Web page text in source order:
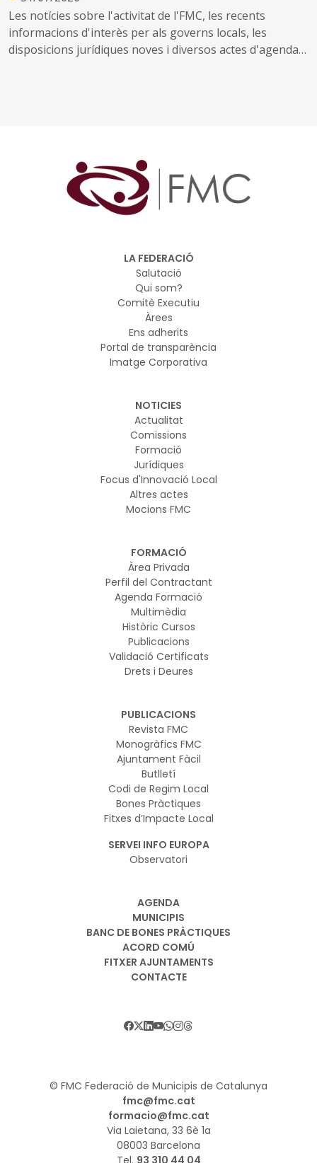
Les notícies sobre l'activitat de l'FMC, les recents
informacions d'interès per als governs locals, les
disposicions jurídiques noves i diversos actes d'agenda
LA FEDERACIÓ
Salutació
Qui som?
Comitè Executiu
Àrees
Ens adherits
Portal de transparència
Imatge Corporativa
NOTICIES
Actualitat
Comissions
Formació
Jurídiques
Focus d'Innovació Local
Altres actes
Mocions FMC
FORMACIÓ
Àrea Privada
Perfil del Contractant
Agenda Formació
Multimèdia
Històric Cursos
Publicacions
Validació Certificats
Drets i Deures
PUBLICACIONS
Revista FMC
Monogràfics FMC
Ajuntament Fàcil
Butlletí
Codi de Regim Local
Bones Pràctiques
Fitxes d’Impacte Local
SERVEI INFO EUROPA
Observatori
AGENDA
MUNICIPIS
BANC DE BONES PRÀCTIQUES
ACORD COMÚ
FITXER AJUNTAMENTS
CONTACTE
© FMC Federació de Municipis de Catalunya
fmc@fmc.cat
formacio@fmc.cat
Via Laietana, 33 6è 1a
08003 Barcelona
Tel. 93 310 44 04